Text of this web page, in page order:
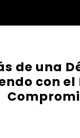
de una
con